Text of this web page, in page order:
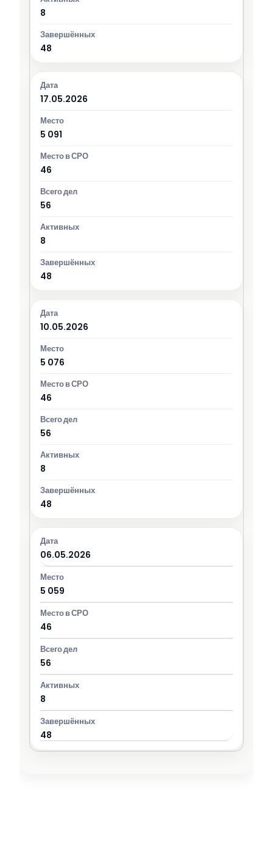
8
48
17.05.2026
5 091
46
56
8
48
10.05.2026
5 076
46
56
8
48
06.05.2026
5 059
46
56
8
48